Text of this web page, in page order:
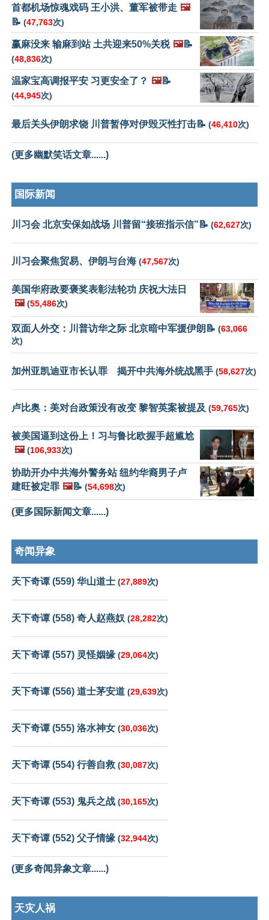
首都机场惊魂戏码 王小洪、董军被带走 🖼️
📝 (47,763次)
赢麻没来 输麻到站 土共迎来50%关税 🖼️📝
(48,836次)
温家宝高调报平安 习更安全了？ 🖼️📝
(44,945次)
最后关头伊朗求饶 川普暂停对伊毁灭性打击📝 (46,410次)
(更多幽默笑话文章......)
国际新闻
川习会 北京安保如战场 川普留“接班指示信”📝 (62,627次)
川习会聚焦贸易、伊朗与台海 (47,567次)
美国华府政要褒奖表彰法轮功 庆祝大法日
🖼️ (55,486次)
双面人外交：川普访华之际 北京暗中军援伊朗📝 (63,066
次)
加州亚凯迪亚市长认罪 揭开中共海外统战黑手 (58,627次)
卢比奥：美对台政策没有改变 黎智英案被提及 (59,765次)
被美国逼到这份上！习与鲁比欧握手超尴尬
🖼️ (106,933次)
协助开办中共海外警务站 纽约华裔男子卢
建旺被定罪 🖼️📝 (54,698次)
(更多国际新闻文章......)
奇闻异象
天下奇谭 (559) 华山道士 (27,889次)
天下奇谭 (558) 奇人赵燕奴 (28,282次)
天下奇谭 (557) 灵怪姻缘 (29,064次)
天下奇谭 (556) 道士茅安道 (29,639次)
天下奇谭 (555) 洛水神女 (30,036次)
天下奇谭 (554) 行善自救 (30,087次)
天下奇谭 (553) 鬼兵之战 (30,165次)
天下奇谭 (552) 父子情缘 (32,944次)
(更多奇闻异象文章......)
天灾人祸